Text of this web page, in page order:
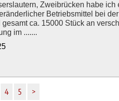
Zweibrücken habe
Betriebsmittel bei
gesamt ca. 15000 Stück an
im .......
4 5 >